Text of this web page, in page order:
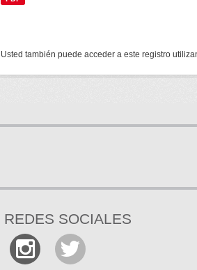
Usted también puede acceder a este registro
REDES SOCIALES